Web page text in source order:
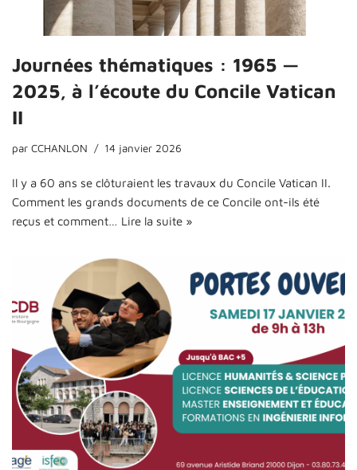
Journées thématiques : 1965 —
2025, à l’écoute du Concile Vatican
II
par CCHANLON 14 janvier 2026
Il y a 60 ans se clôturaient les travaux du Concile Vatican II.
Comment les grands documents de ce Concile ont-ils été
reçus et comment… Lire la suite »